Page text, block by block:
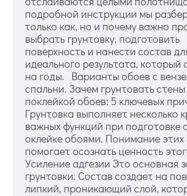
подробной инструкции мы
только как, но и почему важно
выбрать грунтовку, подготовить
поверхность и нанести состав
идеального результата, который
на годы. Варианты обоев с
спальни. Зачем грунтовать
поклейкой обоев: 5 ключевых
Грунтовка выполняет несколько
важных функций при подготовке
оклейке обоями. Понимание
помогает осознать ценность
Усиление адгезии Это основная
грунтовки. Состав создает на
липкий, проникающий слой,